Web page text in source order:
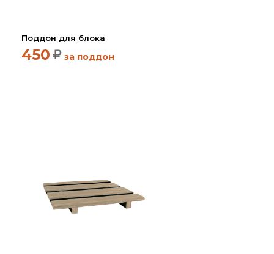
Корзина
Поддон для блока
450 за поддон